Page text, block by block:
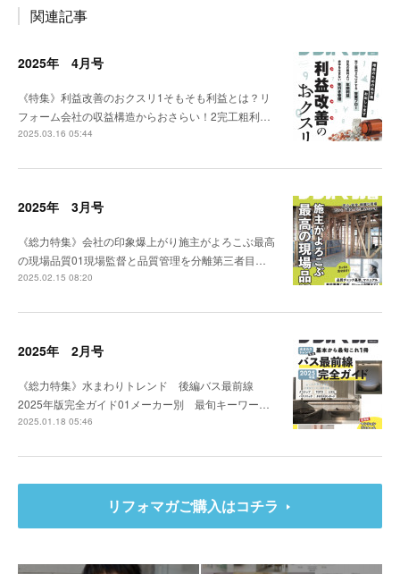
関連記事
2025年 4月号
《特集》利益改善のおクスリ1そもそも利益とは？リ
フォーム会社の収益構造からおさらい！2完工粗利…
2025.03.16 05:44
2025年 3月号
《総力特集》会社の印象爆上がり施主がよろこぶ最高
の現場品質01現場監督と品質管理を分離第三者目…
2025.02.15 08:20
2025年 2月号
《総力特集》水まわりトレンド 後編バス最前線
2025年版完全ガイド01メーカー別 最旬キーワー…
2025.01.18 05:46
リフォマガご購入はコチラ